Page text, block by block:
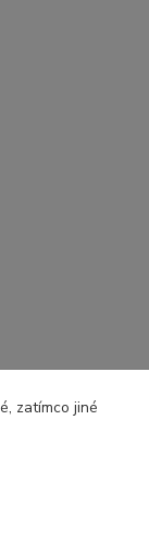
zatímco jiné